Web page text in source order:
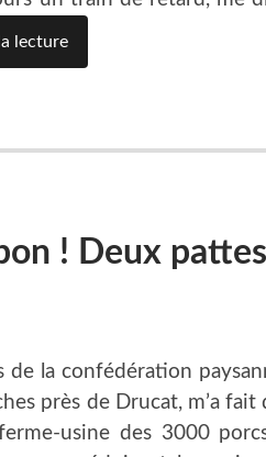
lecture
! Deux
de la confédération
près de Drucat, m’a
usine des 3000